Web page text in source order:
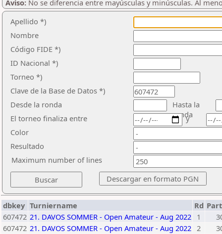
Aviso: No se diferencia entre mayúsculas y minúsculas. Al
Apellido *)
Nombre
Código FIDE *)
ID Nacional *)
Torneo *)
Clave de la Base de Datos *)
Desde la ronda
Hasta la
ronda
El torneo finaliza entre
Color
Resultado
y
Maximum number of lines
dbkey Turniername Rd
607472 21. DAVOS SOMMER - Open Amateur - Aug 2022 1
607472 21. DAVOS SOMMER - Open Amateur - Aug 2022 2